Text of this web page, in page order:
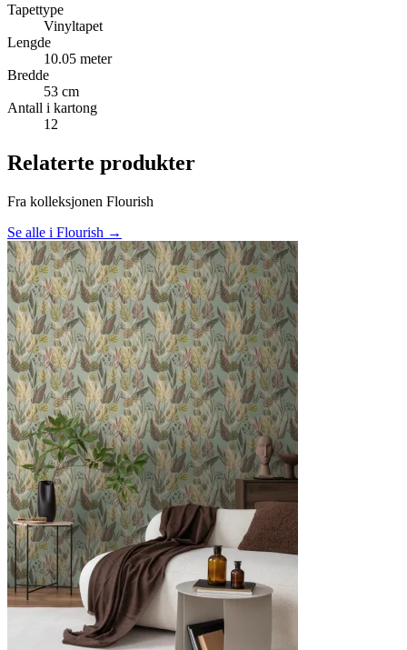
Tapettype
Vinyltapet
Lengde
10.05 meter
Bredde
53 cm
Antall i kartong
12
Relaterte produkter
Fra kolleksjonen Flourish
Se alle i Flourish →